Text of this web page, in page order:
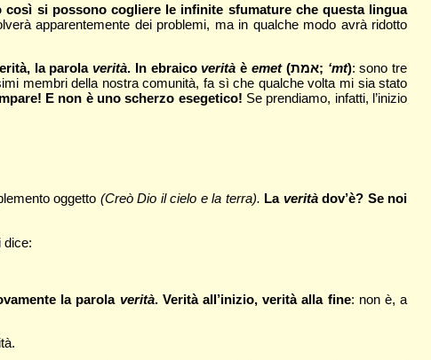
si possono cogliere le infinite sfumature che questa lingua
apparentemente dei problemi, ma in qualche modo avrà ridotto
la parolaverità. In ebraicoverità èemet( אמת; ‘mt): sono tre
membri della nostra comunità, fa sì che qualche volta mi sia stato
E non è uno scherzo esegetico! Se prendiamo, infatti, l’inizio
oggetto (Creò Dio il cielo e la terra). La veritàdov’è? Se noi
dice:
la parola verità. Verità all’inizio, verità alla fine: non è, a